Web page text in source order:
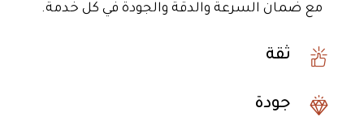
مع ضمان السرعة والدقة والجودة في كل خدمة.
ثقة
جودة